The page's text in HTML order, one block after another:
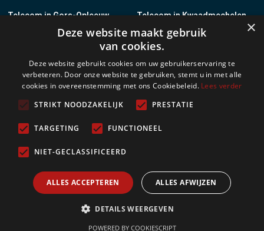
Telecom in Gors-Opleeuw
Telecom in Gotem
Telecom in Groot-Loon
Telecom in Grote-Brogel
Telecom in Grote-Spouwen
Telecom in Kwaadmechelen
Telecom in Lanaken
Telecom in Lauw
Telecom in Leopoldsburg
Meer
×
Deze website maakt gebruik
van cookies.
Deze website gebruikt cookies om uw gebruikerservaring te
verbeteren. Door onze website te gebruiken, stemt u in met alle
cookies in overeenstemming met ons Cookiebeleid. Lees verder
STRIKT NOODZAKELIJK
PRESTATIE
TARGETING FUNCTIONEEL
NIET-GECLASSIFICEERD
ALLES ACCEPTEREN ALLES AFWIJZEN
DETAILS WEERGEVEN
POWERED BY COOKIESCRIPT